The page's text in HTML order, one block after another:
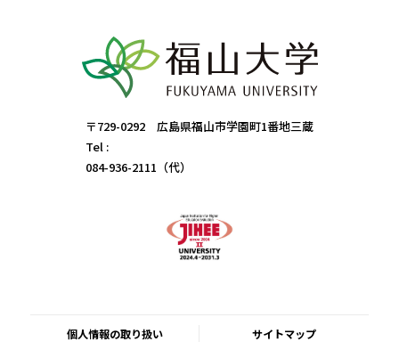
〒729-0292 広島県福山市学園町1番地三蔵
Tel :
084-936-2111（代）
個人情報の取り扱い サイトマップ